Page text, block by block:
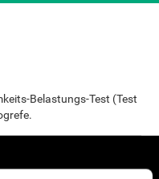
Belastungs-Test (Test